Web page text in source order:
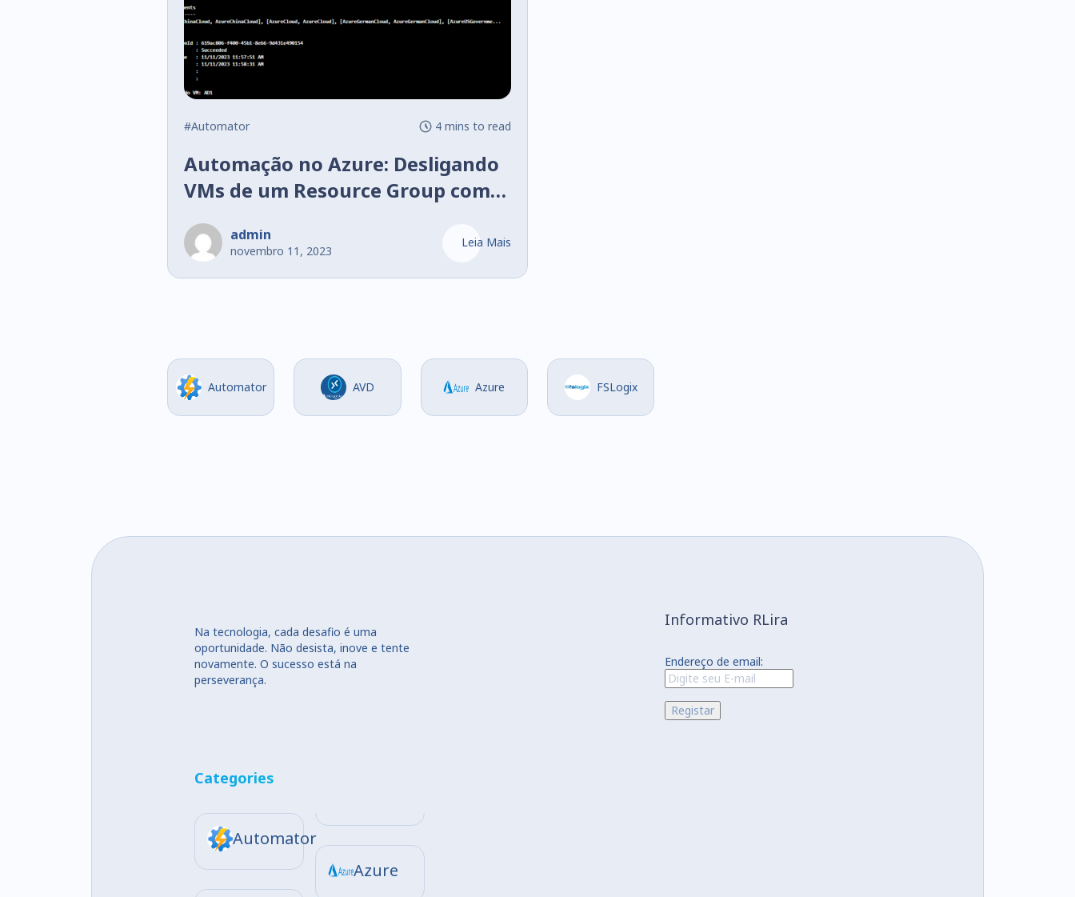
#Automator 4 mins to read
Automação no Azure: Desligando
VMs de um Resource Group com
Automation Account
admin
novembro 11, 2023
Leia Mais
Automator AVD Azure FSLogix
Na tecnologia, cada desafio é uma
oportunidade. Não desista, inove e tente
novamente. O sucesso está na
perseverança.
Categories
Automator
Azure
Informativo RLira
Endereço de email: